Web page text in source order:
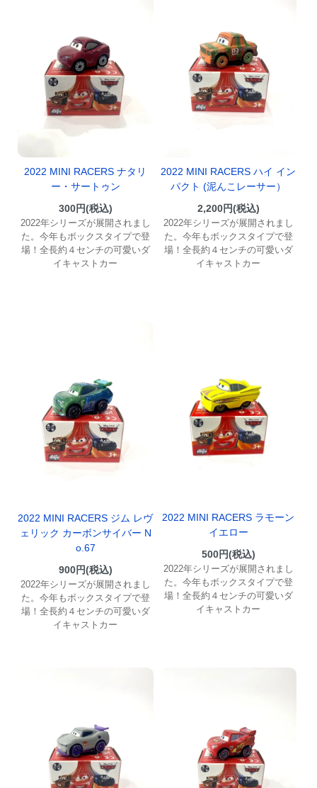
2022 MINI RACERS ナタリ
ー・サートゥン
300円(税込)
2022年シリーズが展開されまし
た。今年もボックスタイプで登
場！全長約４センチの可愛いダ
イキャストカー
2022 MINI RACERS ハイ イン
パクト (泥んこレーサー）
2,200円(税込)
2022年シリーズが展開されまし
た。今年もボックスタイプで登
場！全長約４センチの可愛いダ
イキャストカー
2022 MINI RACERS ジム レヴ
ェリック カーボンサイバー N
o.67
900円(税込)
2022年シリーズが展開されまし
た。今年もボックスタイプで登
場！全長約４センチの可愛いダ
イキャストカー
2022 MINI RACERS ラモーン
イエロー
500円(税込)
2022年シリーズが展開されまし
た。今年もボックスタイプで登
場！全長約４センチの可愛いダ
イキャストカー